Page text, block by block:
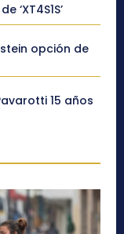
‘XT4S1S’
opción de
15 años